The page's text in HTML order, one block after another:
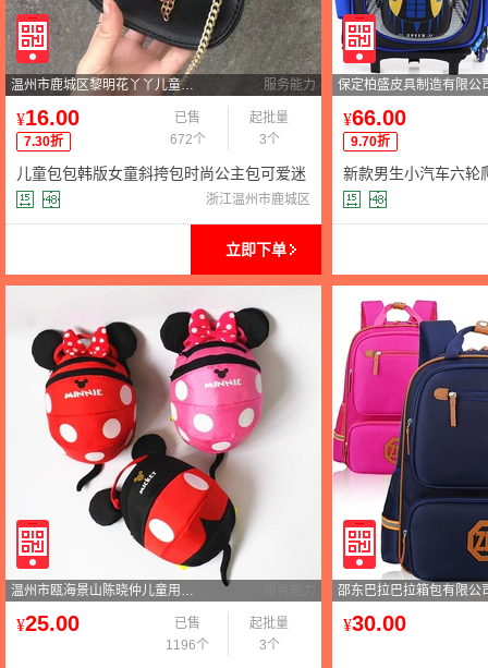
温州市鹿城区黎明花丫丫儿童用品网店 服务能力
¥16.00
7.30折
已售
672个
起批量
3个
儿童包包韩版女童斜挎包时尚公主包可爱迷
你链条小包亲子包
浙江温州市鹿城区
立即下单
保定柏盛皮具制造有限公
¥66.00
9.70折
新款男生小汽车六轮
双肩卡通儿童书包可
温州市瓯海景山陈晓仲儿童用品网店
¥25.00
已售
1196个
起批量
3个
邵东巴拉巴拉箱包有限公
¥30.00